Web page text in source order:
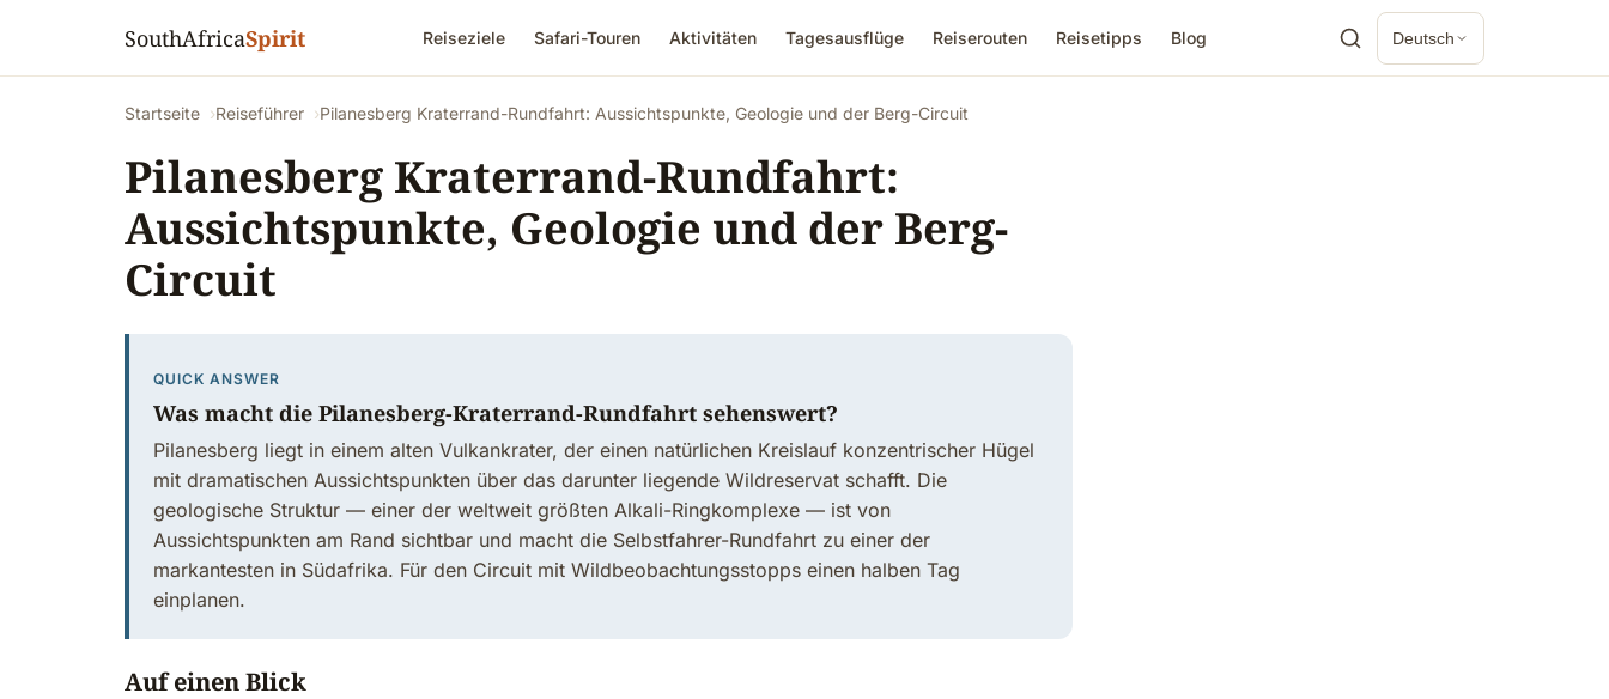
SouthAfricaSpirit Reiseziele Safari-Touren Aktivitäten Tagesausflüge Reiserouten Reisetipps Blog Deutsch
Startseite Reiseführer Pilanesberg Kraterrand-Rundfahrt: Aussichtspunkte, Geologie und der Berg-Circuit
Pilanesberg Kraterrand-Rundfahrt:
Aussichtspunkte, Geologie und der Berg-
Circuit
QUICK ANSWER
Was macht die Pilanesberg-Kraterrand-Rundfahrt sehenswert?
Pilanesberg liegt in einem alten Vulkankrater, der einen natürlichen Kreislauf konzentrischer Hügel
mit dramatischen Aussichtspunkten über das darunter liegende Wildreservat schafft. Die
geologische Struktur — einer der weltweit größten Alkali-Ringkomplexe — ist von
Aussichtspunkten am Rand sichtbar und macht die Selbstfahrer-Rundfahrt zu einer der
markantesten in Südafrika. Für den Circuit mit Wildbeobachtungsstopps einen halben Tag
einplanen.
Auf einen Blick